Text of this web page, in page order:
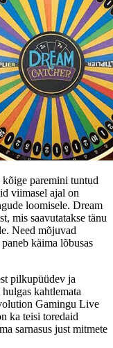
paremini tuntud
viimasel ajal on
loomisele. Dream
mis saavutatakse tänu
Need mõjuvad
käima lõbusas
pilkupüüdev ja
kahtlemata
Gamingu Live
ka teisi toredaid
sarnasus just mitmete